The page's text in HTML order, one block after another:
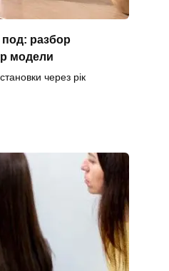
под: разбор
модели
через рік